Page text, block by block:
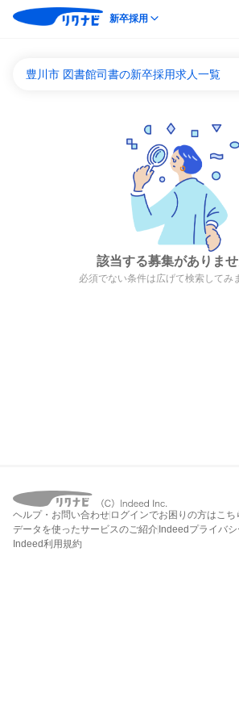
新卒採用
豊川市 図書館司書の新卒採用求人一覧
該当する募集がありませ
必須でない条件は広げて検索してみ
ヘルプ・お問い合わせ ログインでお困りの方はこち
データを使ったサービスのご紹介 Indeedプライバ
Indeed利用規約